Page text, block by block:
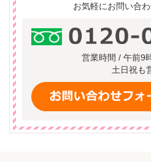
お気軽にお問い合わ
営業時間 / 午前9
土日祝も